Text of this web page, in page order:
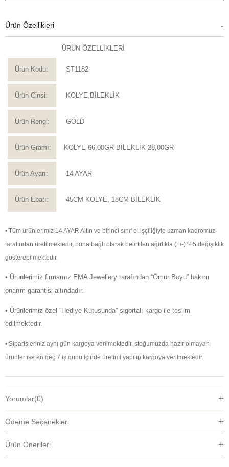
Ürün Özellikleri
ÜRÜN ÖZELLİKLERİ
Ürün Kodu: ST1182
Ürün Cinsi: KOLYE,BİLEKLİK
Ürün Rengi: GOLD
Ürün Gramı: KOLYE 66,00GR BİLEKLİK 28,00GR
Ürün Ayarı: 14 AYAR
Ürün Ebatı: 45CM KOLYE, 18CM BİLEKLİK
• Tüm ürünlerimiz 14 AYAR Altın ve birinci sınıf el işçiliğiyle uzman kadromuz
tarafından üretilmektedir, buna bağlı olarak belirtilen ağırlıkta (+/-) %5 değişiklik
gösterebilmektedir.
• Ürünlerimiz firmamız EMA Jewellery tarafından “Ömür Boyu” bakım
onarım garantisi altındadır.
• Ürünlerimiz özel “Hediye Kutusunda” sigortalı kargo ile teslim
edilmektedir.
• Siparişleriniz aynı gün kargoya verilmektedir, stoğumuzda hazır olmayan
ürünler ise en geç 7 iş günü içinde üretimi yapılıp kargoya verilmektedir.
Yorumlar(0)
Ödeme Seçenekleri
Ürün Önerileri